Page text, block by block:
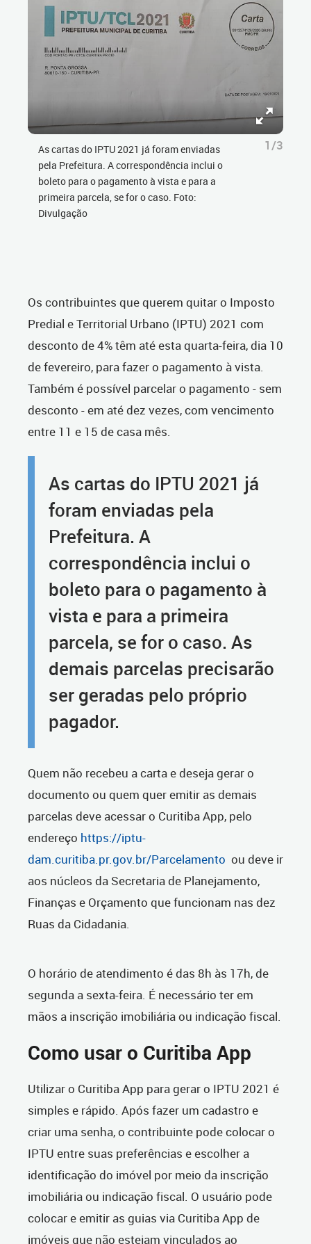
As cartas do IPTU 2021 já foram enviadas
pela Prefeitura. A correspondência inclui o
boleto para o pagamento à vista e para a
primeira parcela, se for o caso. Foto:
Divulgação
1/3
Os contribuintes que querem quitar o Imposto
Predial e Territorial Urbano (IPTU) 2021 com
desconto de 4% têm até esta quarta-feira, dia 10
de fevereiro, para fazer o pagamento à vista.
Também é possível parcelar o pagamento - sem
desconto - em até dez vezes, com vencimento
entre 11 e 15 de casa mês.
As cartas do IPTU 2021 já
foram enviadas pela
Prefeitura. A
correspondência inclui o
boleto para o pagamento à
vista e para a primeira
parcela, se for o caso. As
demais parcelas precisarão
ser geradas pelo próprio
pagador.
Quem não recebeu a carta e deseja gerar o
documento ou quem quer emitir as demais
parcelas deve acessar o Curitiba App, pelo
endereço https://iptu-
dam.curitiba.pr.gov.br/Parcelamento ou deve ir
aos núcleos da Secretaria de Planejamento,
Finanças e Orçamento que funcionam nas dez
Ruas da Cidadania.
O horário de atendimento é das 8h às 17h, de
segunda a sexta-feira. É necessário ter em
mãos a inscrição imobiliária ou indicação fiscal.
Como usar o Curitiba App
Utilizar o Curitiba App para gerar o IPTU 2021 é
simples e rápido. Após fazer um cadastro e
criar uma senha, o contribuinte pode colocar o
IPTU entre suas preferências e escolher a
identificação do imóvel por meio da inscrição
imobiliária ou indicação fiscal. O usuário pode
colocar e emitir as guias via Curitiba App de
imóveis que não estejam vinculados ao